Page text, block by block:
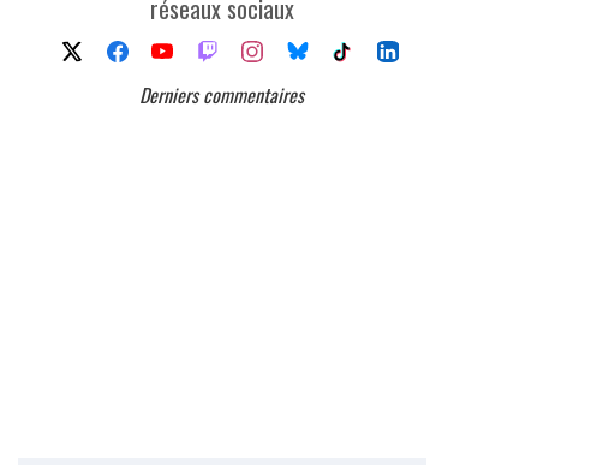
réseaux sociaux
Derniers commentaires